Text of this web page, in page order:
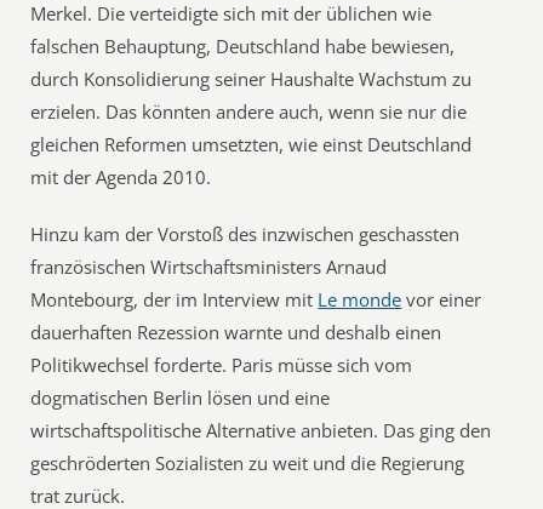
Merkel. Die verteidigte sich mit der üblichen wie
falschen Behauptung, Deutschland habe bewiesen,
durch Konsolidierung seiner Haushalte Wachstum zu
erzielen. Das könnten andere auch, wenn sie nur die
gleichen Reformen umsetzten, wie einst Deutschland
mit der Agenda 2010.
Hinzu kam der Vorstoß des inzwischen geschassten
französischen Wirtschaftsministers Arnaud
Montebourg, der im Interview mit Le monde vor einer
dauerhaften Rezession warnte und deshalb einen
Politikwechsel forderte. Paris müsse sich vom
dogmatischen Berlin lösen und eine
wirtschaftspolitische Alternative anbieten. Das ging den
geschröderten Sozialisten zu weit und die Regierung
trat zurück.